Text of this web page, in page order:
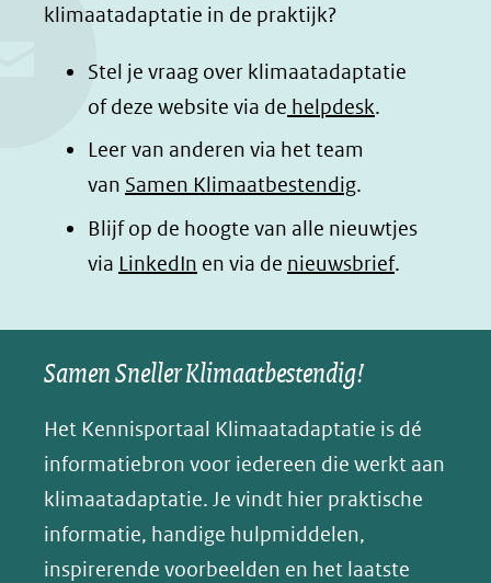
klimaatadaptatie in de praktijk?
Stel je vraag over klimaatadaptatie
of deze website via de helpdesk.
Leer van anderen via het team
van Samen Klimaatbestendig.
Blijf op de hoogte van alle nieuwtjes
via LinkedIn (opent
nieuw
venster)
naar
een
andere
website)
en via de nieuwsbrief.
Samen Sneller Klimaatbestendig!
Het Kennisportaal Klimaatadaptatie is dé
informatiebron voor iedereen die werkt aan
klimaatadaptatie. Je vindt hier praktische
informatie, handige hulpmiddelen,
inspirerende voorbeelden en het laatste